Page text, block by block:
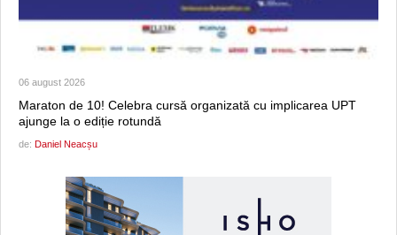
06 august 2026
Maraton de 10! Celebra cursă organizată cu implicarea UPT
ajunge la o ediție rotundă
de: Daniel Neacșu